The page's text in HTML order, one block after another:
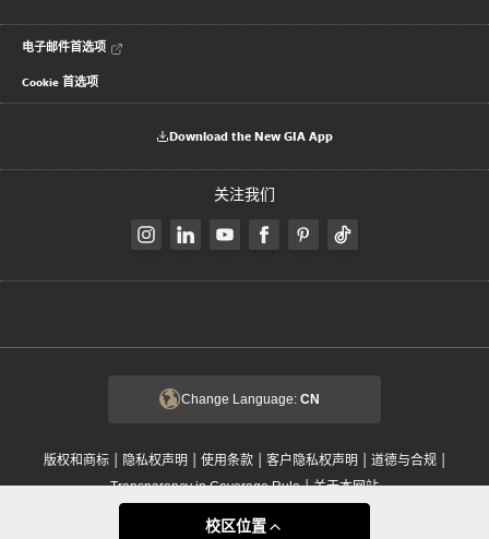
电子邮件首选项
Cookie 首选项
Download the New GIA App
关注我们
Change Language: CN
版权和商标 | 隐私权声明 | 使用条款 | 客户隐私权声明 | 道德与合规 |
Transparency in Coverage Rule|关于本网站
© 2002 - 2026 美国宝石研究院 GIA 是一家符合美国税法第 501(c)(3) 条的非营利组
织。 保留所有权利。
校区位置